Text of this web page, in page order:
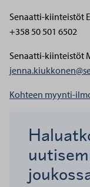
Senaatti-kiinteistöt
+358 50 501 6502
Senaatti-kiinteistöt
Kohteen myynti-